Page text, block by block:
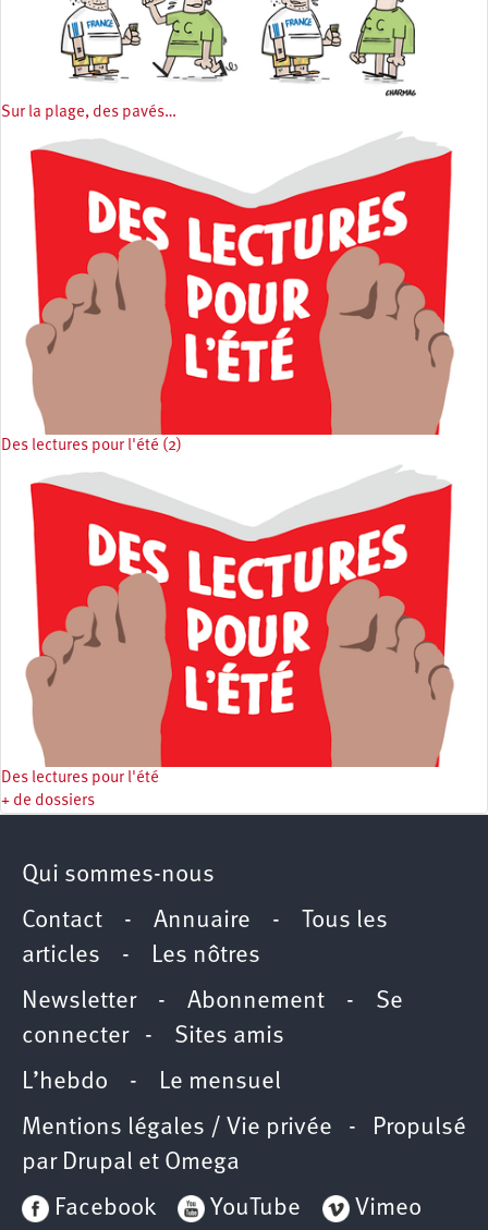
Sur la plage, des pavés…
Des lectures pour l'été (2)
Des lectures pour l'été
+ de dossiers
Qui sommes-nous
Contact - Annuaire -
Tous les
articles - Les nôtres
Newsletter- Abonnement - Se
connecter- Sites amis
L’hebdo - Le mensuel
Mentions légales / Vie privée - Propulsé
par Drupal et Omega
Facebook
YouTube Vimeo